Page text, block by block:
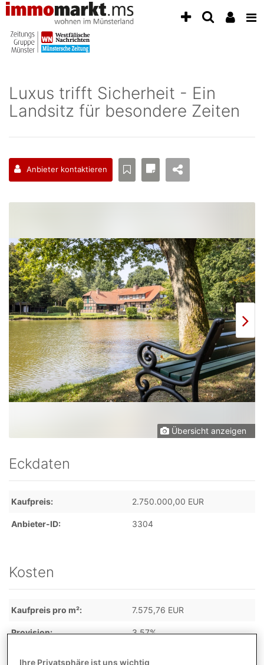
Accessibility
aktivieren
zur
zum
Inhalt
Luxus trifft Sicherheit - Ein
Landsitz für besondere Zeiten
Anbieter kontaktieren
Übersicht anzeigen
Eckdaten
Kaufpreis 2.750.000,00 EUR
Anbieter-ID 3304
Kosten
Kaufpreis pro m² 7.575,76 EUR
Provision 3,57%
Ihre Privatsphäre ist uns wichtig